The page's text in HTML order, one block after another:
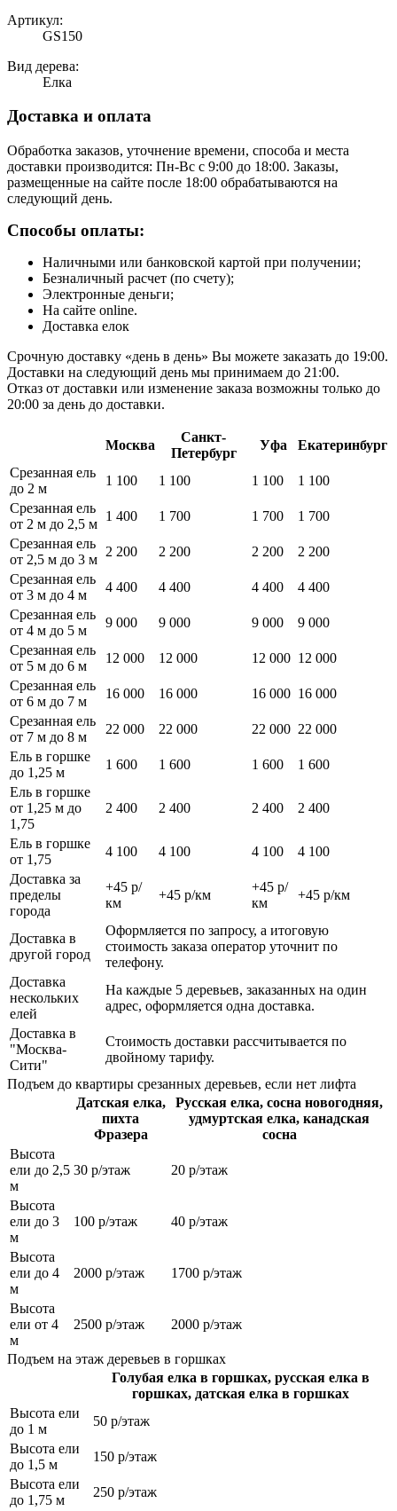
Артикул:
GS150
Вид дерева:
Елка
Доставка и оплата
Обработка заказов, уточнение времени, способа и места
доставки производится: Пн-Вс с 9:00 до 18:00. Заказы,
размещенные на сайте после 18:00 обрабатываются на
следующий день.
Способы оплаты:
Наличными или банковской картой при получении;
Безналичный расчет (по счету);
Электронные деньги;
На сайте online.
Доставка елок
Срочную доставку «день в день» Вы можете заказать до 19:00.
Доставки на следующий день мы принимаем до 21:00.
Отказ от доставки или изменение заказа возможны только до
20:00 за день до доставки.
Москва
Санкт-
Петербург
Уфа
Екатеринбург
Срезанная ель
до 2 м
1 100 1 100 1 100
1 100
Срезанная ель
от 2 м до 2,5 м
1 400 1 700 1 700
1 700
Срезанная ель
от 2,5 м до 3 м
2 200 2 200 2 200
2 200
Срезанная ель
от 3 м до 4 м
4 400 4 400 4 400
4 400
Срезанная ель
от 4 м до 5 м
9 000 9 000 9 000
9 000
Срезанная ель
от 5 м до 6 м
12 000 12 000 12 000 12 000
Срезанная ель
от 6 м до 7 м
16 000 16 000 16 000 16 000
Срезанная ель
от 7 м до 8 м
22 000 22 000 22 000 22 000
Ель в горшке
до 1,25 м
1 600 1 600 1 600
1 600
Ель в горшке
от 1,25 м до
1,75
2 400 2 400 2 400 2 400
Ель в горшке
от 1,75
4 100 4 100 4 100
4 100
Доставка за
пределы
города
+45 р/
км
+45 р/км
+45 р/
км
+45 р/км
Доставка в
другой город
Оформляется по запросу, а итоговую
стоимость заказа оператор уточнит по
телефону.
Доставка
нескольких
елей
На каждые 5 деревьев, заказанных на один
адрес, оформляется одна доставка.
Доставка в
"Москва-
Сити"
Стоимость доставки рассчитывается по
двойному тарифу.
Подъем до квартиры срезанных деревьев, если нет лифта
Датская елка,
пихта
Фразера
Русская елка, сосна новогодняя,
удмуртская елка, канадская
сосна
Высота
ели до 2,5
м
30 р/этаж 20 р/этаж
Высота
ели до 3
м
100 р/этаж 40 р/этаж
Высота
ели до 4
м
2000 р/этаж 1700 р/этаж
Высота
ели от 4
м
2500 р/этаж 2000 р/этаж
Подъем на этаж деревьев в горшках
Голубая елка в горшках, русская елка в
горшках, датская елка в горшках
Высота ели
до 1 м
50 р/этаж
Высота ели
до 1,5 м
150 р/этаж
Высота ели
до 1,75 м
250 р/этаж